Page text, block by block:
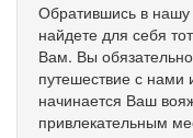
Обратившись в
найдете для себя
Вам. Вы
путешествие с нами
начинается Ваш
привлекательным